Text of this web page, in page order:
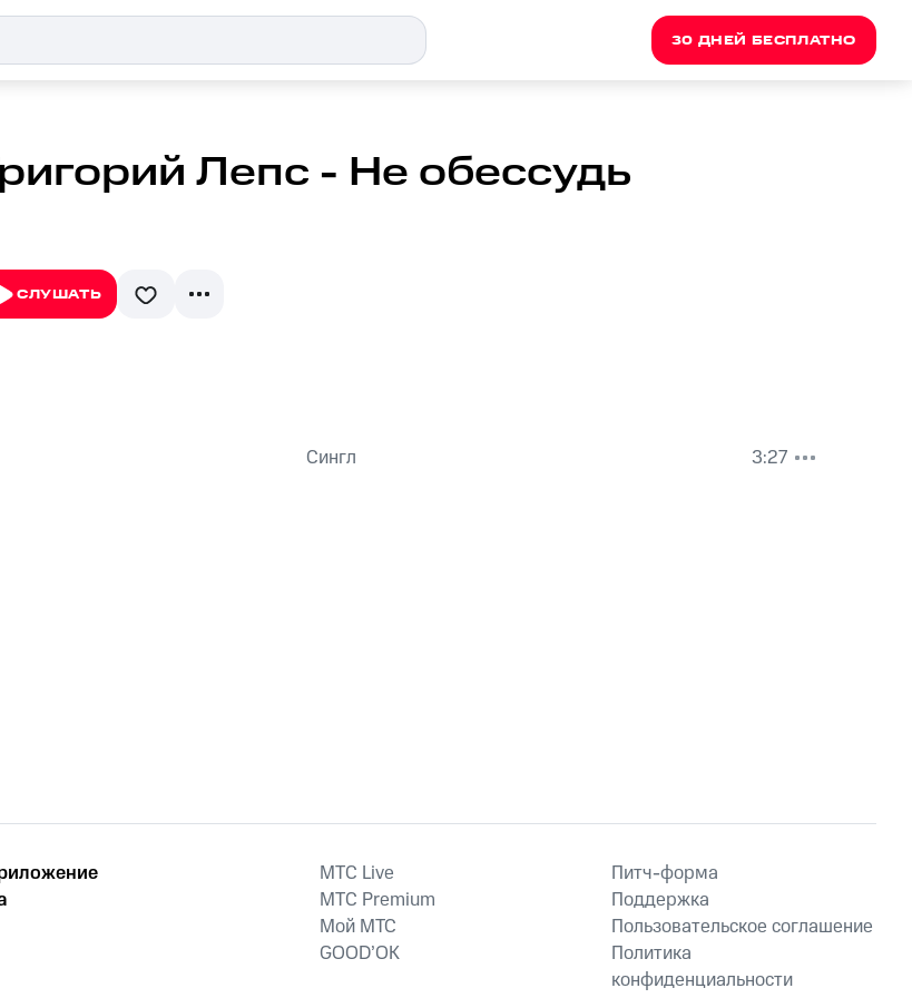
30 ДНЕЙ БЕСПЛАТНО
Лепс - Не обессудь
СЛУШАТЬ
Сингл 3:27
MTС Live
MTС Premium
Мой МТС
GOOD’OK
Питч-форма
Поддержка
Пользовательское соглашение
Политика
конфиденциальности